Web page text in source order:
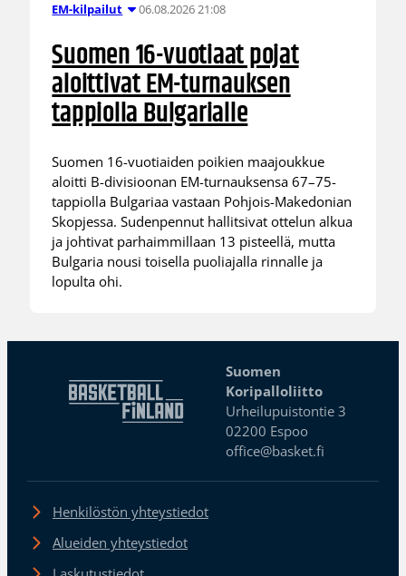
EM-kilpailut 06.08.2026 21:08
Suomen 16-vuotiaat pojat
aloittivat EM-turnauksen
tappiolla Bulgarialle
Suomen 16-vuotiaiden poikien maajoukkue
aloitti B-divisioonan EM-turnauksensa 67–75-
tappiolla Bulgariaa vastaan Pohjois-Makedonian
Skopjessa. Sudenpennut hallitsivat ottelun alkua
ja johtivat parhaimmillaan 13 pisteellä, mutta
Bulgaria nousi toisella puoliajalla rinnalle ja
lopulta ohi.
Suomen
Koripalloliitto
Urheilupuistontie 3
02200 Espoo
office@basket.fi
Henkilöstön yhteystiedot
Alueiden yhteystiedot